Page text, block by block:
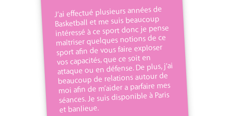
J’ai effectué plusieurs années de
Basketball et me suis beaucoup
intéressé à ce sport donc je pense
maîtriser quelques notions de ce
sport afin de vous faire exploser
vos capacités, que ce soit en
attaque ou en défense. De plus, j’ai
beaucoup de relations autour de
moi afin de m’aider a parfaire mes
séances. Je suis disponible à Paris
et banlieue.